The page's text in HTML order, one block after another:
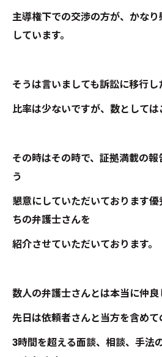
主導権下での交渉の方が、かな
しています。
そうは言いましても訴訟に移行し
比率は少ないですが、数としては
その時はその時で、証拠満載の
う
懇意にしていただいております
ちの弁護士さんを
紹介させていただいております。
数人の弁護士さんとは本当に仲良
先日は依頼者さんと当方を含めて
3時間を超える面談、相談、手法